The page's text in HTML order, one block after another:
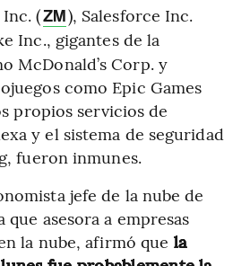
(ZM), Salesforce Inc.
Inc., gigantes de la
McDonald’s Corp. y
como Epic Games
propios servicios de
y el sistema de seguridad
fueron inmunes.
jefe de la nube de
asesora a empresas
la nube, afirmó que la